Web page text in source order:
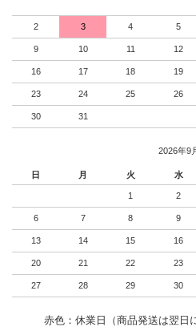
2 3 4 5
9 10 11 12
16 17 18 19
23 24 25 26
30 31
2026年9
日 月 火 水
1 2
6 7 8 9
13 14 15 16
20 21 22 23
27 28 29 30
赤色：休業日（商品発送は翌日